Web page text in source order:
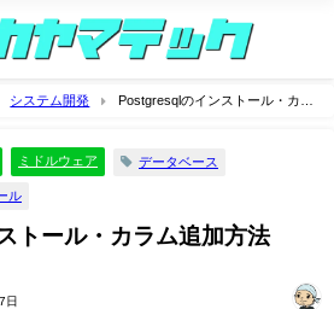
システム開発
Postgresqlのインストール・カラ
ミドルウェア データベース
ル
トール・カラム追加方法
日